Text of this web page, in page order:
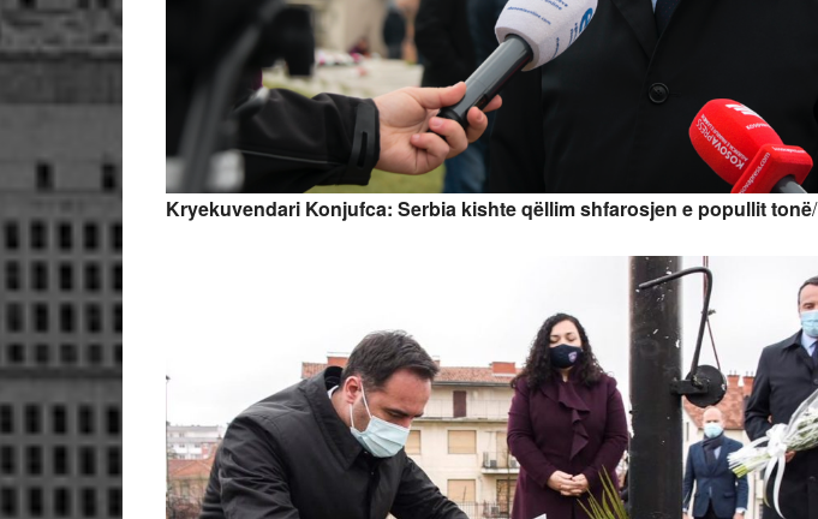
Kryekuvendari Konjufca: Serbia kishte qëllim shfarosjen e popullit tonë/